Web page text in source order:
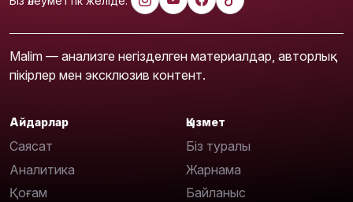
Malim — анализге негізделген материалдар, авторлық
пікірлер мен эксклюзив контент.
Айдарлар
Саясат
Аналитика
Қоғам
Қызмет
Біз туралы
Жарнама
Байланыс